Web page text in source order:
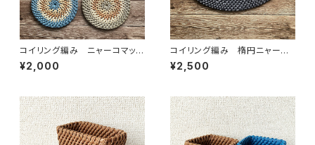
コイリング編み ニャーコマッ
ト 【受注製作品】
¥2,000
コイリング編み 楕円ニャーコ
マット 【受注製作品】
¥2,500